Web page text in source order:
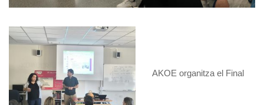
AKOE organitza el Final